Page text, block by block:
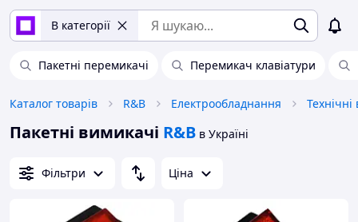
В категорії
Пакетні перемикачі Перемикач клавіатури
Каталог товарів R&B Електрообладнання
Пакетні вимикачі R&B в Україні
Фільтри Ціна